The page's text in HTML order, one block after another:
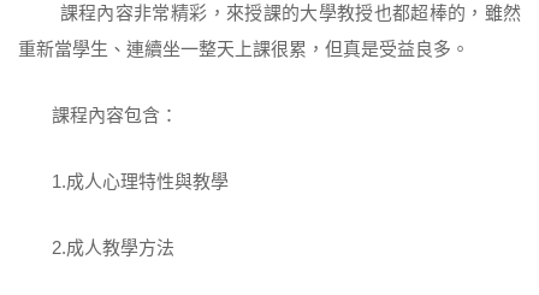
課程內容非常精彩，來授課的大學教授也都超棒的，雖然
重新當學生、連續坐一整天上課很累，但真是受益良多。
課程內容包含：
1.成人心理特性與教學
2.成人教學方法